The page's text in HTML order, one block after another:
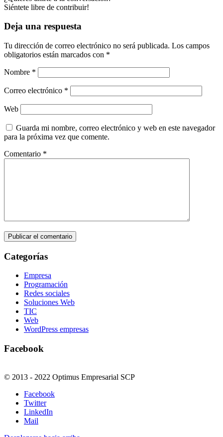
Siéntete libre de contribuir!
Deja una respuesta
Tu dirección de correo electrónico no será publicada. Los campos
obligatorios están marcados con *
Nombre *
Correo electrónico *
Web
Guarda mi nombre, correo electrónico y web en este navegador
para la próxima vez que comente.
Comentario *
Categorías
Empresa
Programación
Redes sociales
Soluciones Web
TIC
Web
WordPress empresas
Facebook
© 2013 - 2022 Optimus Empresarial SCP
Facebook
Twitter
LinkedIn
Mail